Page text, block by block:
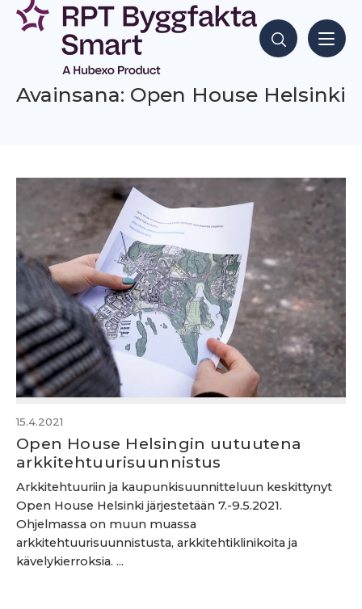
Siirry
sisältöön
Hae sisältöjä
Avainsana: Open House Helsinki
15.4.2021
Open House Helsingin uutuutena
arkkitehtuurisuunnistus
Arkkitehtuuriin ja kaupunkisuunnitteluun keskittynyt
Open House Helsinki järjestetään 7.-9.5.2021.
Ohjelmassa on muun muassa
arkkitehtuurisuunnistusta, arkkitehtiklinikoita ja
kävelykierroksia. ...